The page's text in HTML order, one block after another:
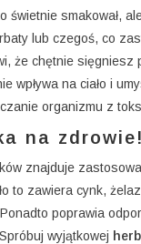
smakował,
lub czegoś, co
że chętnie
wpływa na ciało i
organizmu z
na
znajduje
to zawiera cynk,
poprawia
wyjątkowej